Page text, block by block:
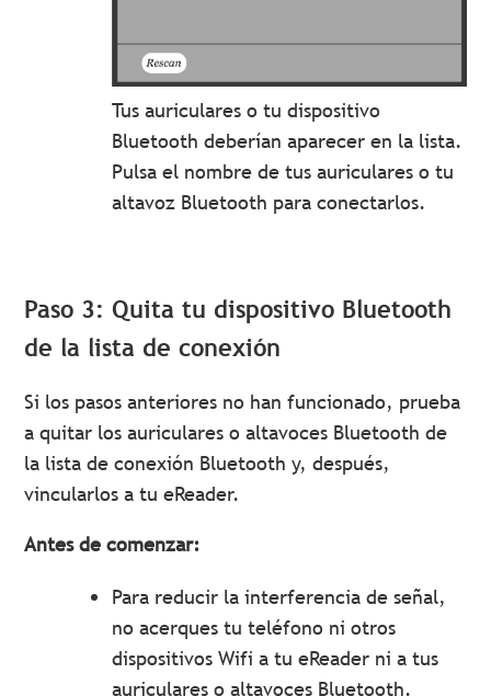
Tus auriculares o tu dispositivo
Bluetooth deberían aparecer en la lista.
Pulsa el nombre de tus auriculares o tu
altavoz Bluetooth para conectarlos.
Paso 3: Quita tu dispositivo Bluetooth
de la lista de conexión
Si los pasos anteriores no han funcionado, prueba
a quitar los auriculares o altavoces Bluetooth de
la lista de conexión Bluetooth y, después,
vincularlos a tu eReader.
Antes de comenzar:
Para reducir la interferencia de señal,
no acerques tu teléfono ni otros
dispositivos Wifi a tu eReader ni a tus
auriculares o altavoces Bluetooth.